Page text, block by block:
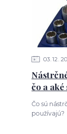
03 12
čo a aké
Čo sú
používajú?